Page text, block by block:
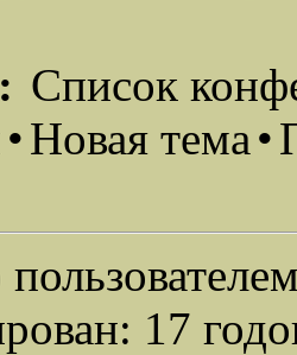
Список
•Новая тема•
17